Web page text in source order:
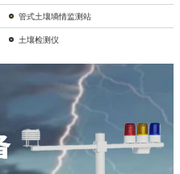
管式土壤墒情监测站
土壤检测仪